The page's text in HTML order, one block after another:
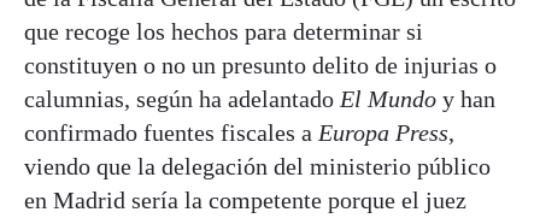
que recoge los hechos para determinar si
constituyen o no un presunto delito de injurias o
calumnias, según ha adelantado El Mundo y han
confirmado fuentes fiscales a Europa Press,
viendo que la delegación del ministerio público
en Madrid sería la competente porque el juez